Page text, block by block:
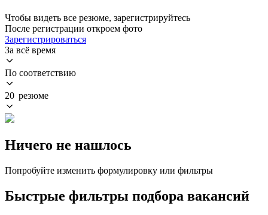
Чтобы видеть все резюме, зарегистрируйтесь
После регистрации откроем фото
Зарегистрироваться
За всё время
По соответствию
20 резюме
Ничего не нашлось
Попробуйте изменить формулировку или фильтры
Быстрые фильтры подбора вакансий